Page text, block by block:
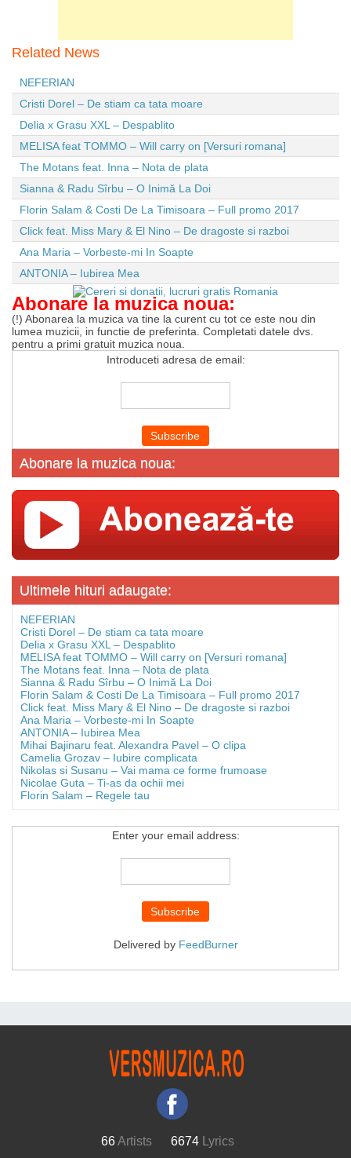
Related News
NEFERIAN
Cristi Dorel – De stiam ca tata moare
Delia x Grasu XXL – Despablito
MELISA feat TOMMO – Will carry on [Versuri romana]
The Motans feat. Inna – Nota de plata
Sianna & Radu Sîrbu – O Inimă La Doi
Florin Salam & Costi De La Timisoara – Full promo 2017
Click feat. Miss Mary & El Nino – De dragoste si razboi
Ana Maria – Vorbeste-mi In Soapte
ANTONIA – Iubirea Mea
Abonare la muzica noua:
(!) Abonarea la muzica va tine la curent cu tot ce este nou din
lumea muzicii, in functie de preferinta. Completati datele dvs.
pentru a primi gratuit muzica noua.
Introduceti adresa de email:
Abonare la muzica noua:
Ultimele hituri adaugate:
NEFERIAN
Cristi Dorel – De stiam ca tata moare
Delia x Grasu XXL – Despablito
MELISA feat TOMMO – Will carry on [Versuri romana]
The Motans feat. Inna – Nota de plata
Sianna & Radu Sîrbu – O Inimă La Doi
Florin Salam & Costi De La Timisoara – Full promo 2017
Click feat. Miss Mary & El Nino – De dragoste si razboi
Ana Maria – Vorbeste-mi In Soapte
ANTONIA – Iubirea Mea
Mihai Bajinaru feat. Alexandra Pavel – O clipa
Camelia Grozav – Iubire complicata
Nikolas si Susanu – Vai mama ce forme frumoase
Nicolae Guta – Ti-as da ochii mei
Florin Salam – Regele tau
Enter your email address:
Delivered by FeedBurner
66Artists 6674 Lyrics